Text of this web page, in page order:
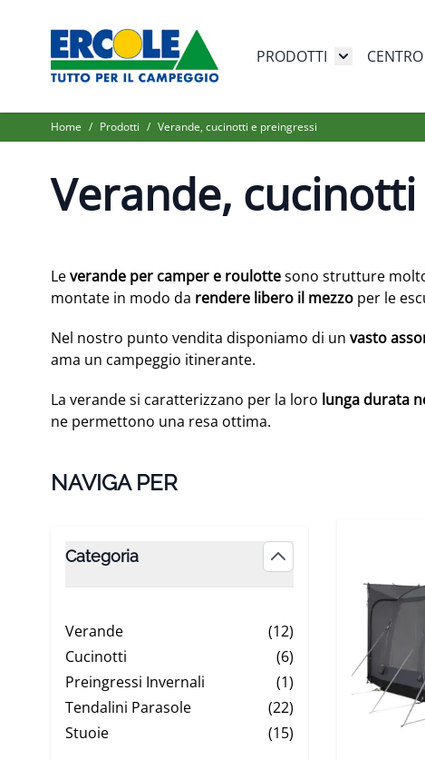
PRODOTTI Toggle
Home / Prodotti / Verande, cucinotti e preingressi
Verande,
Leverande per camper e roulottesono strutture
montate in modo da rendere libero il mezzo per le
Nel nostro punto vendita disponiamo di un vasto
ama un campeggio itinerante.
La verande si caratterizzano per la loro lunga durata
ne permettono una resa ottima.
NAVIGA PER
Categoria
Verande (12)
products available
Cucinotti (6)
products available
Preingressi Invernali (1)
products available
Tendalini Parasole (22)
products available
Stuoie (15)
products available